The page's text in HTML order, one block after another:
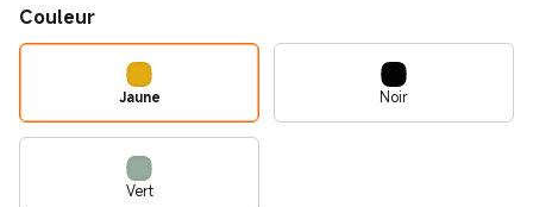
Couleur
Jaune Noir
Vert